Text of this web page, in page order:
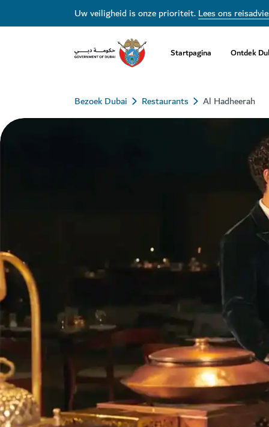
Uw veiligheid is onze prioriteit.Lees ons
Startpagina Ontdek
Bezoek Dubai Restaurants Al Hadheerah